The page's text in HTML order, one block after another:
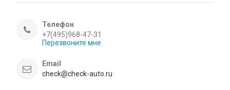
Телефон
+7(495)968-47-31
Перезвоните мне
Email
check@check-auto.ru